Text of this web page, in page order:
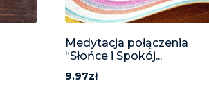
Medytacja połączenia
“Słońce i Spokój...
9.97zł